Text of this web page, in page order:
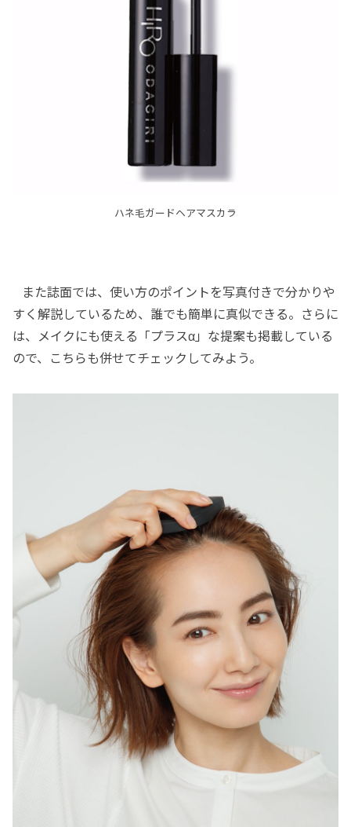
ハネ毛ガードヘアマスカラ
また誌面では、使い方のポイントを写真付きで分かりや
すく解説しているため、誰でも簡単に真似できる。さらに
は、メイクにも使える「プラスα」な提案も掲載している
ので、こちらも併せてチェックしてみよう。